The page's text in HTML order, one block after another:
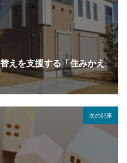
えを支援する「住みかえ
次の記事